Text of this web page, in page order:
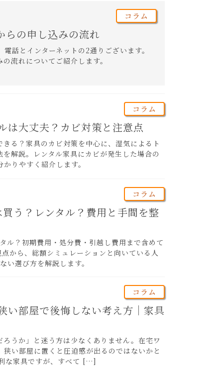
コラム
らの申し込みの流れ
話とインターネットの2通りございます。
流れについてご紹介します。
コラム
は大丈夫？カビ対策と注意点
る？家具のカビ対策を中心に、湿気によるト
解説。レンタル家具にカビが発生した場合の
りやすく紹介します。
コラム
う？レンタル？費用と手間を整
ル？初期費用・処分費・引越し費用まで含めて
から、総額シミュレーションと向いている人
い選び方を解説します。
コラム
い部屋で後悔しない考え方｜家具
うか」と迷う方は少なくありません。在宅ワ
い部屋に置くと圧迫感が出るのではないかと
な家具ですが、すべて […]